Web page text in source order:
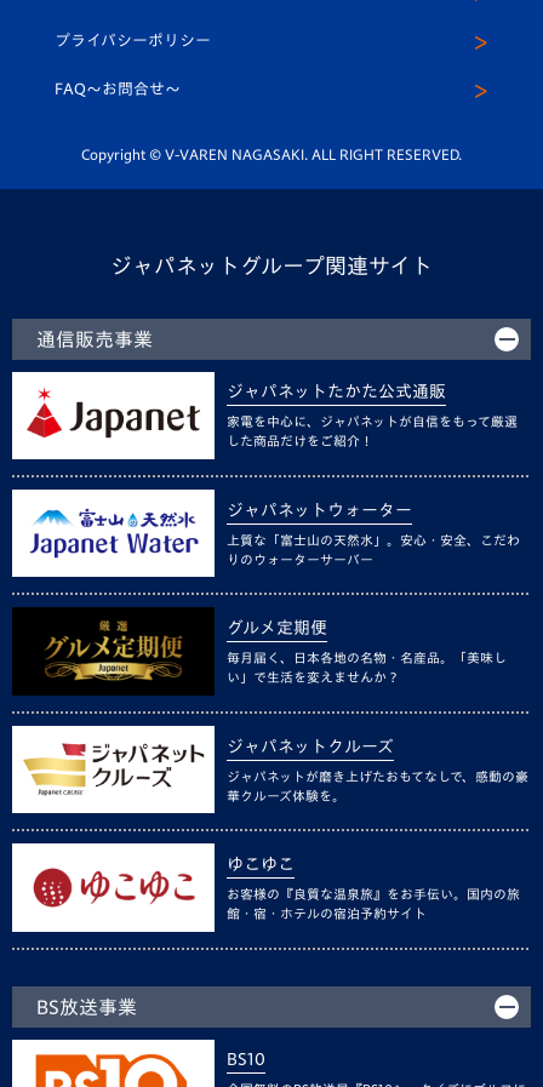
平和祈念活動
ホームタウン活動
スクール
公式LINE＠
プライバシーポリシー
FAQ〜お問合せ〜
Copyright © V-VAREN NAGASAKI. ALL RIGHT RESERVED.
ジャパネットグループ関連サイト
通信販売事業
ジャパネットたかた公式通販
家電を中心に、ジャパネットが自信をもって厳選
した商品だけをご紹介！
ジャパネットウォーター
上質な「富士山の天然水」。安心・安全、こだわ
りのウォーターサーバー
グルメ定期便
毎月届く、日本各地の名物・名産品。「美味し
い」で生活を変えませんか？
ジャパネットクルーズ
ジャパネットが磨き上げたおもてなしで、感動の豪
華クルーズ体験を。
ゆこゆこ
お客様の『良質な温泉旅』をお手伝い。国内の旅
館・宿・ホテルの宿泊予約サイト
BS放送事業
BS10